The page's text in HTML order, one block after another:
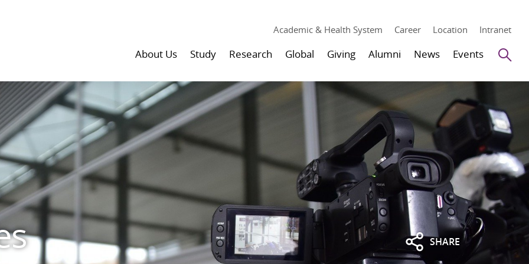
Academic & Health System Career Location Intranet
About Us Study Research Global Giving Alumni News Events
SHARE